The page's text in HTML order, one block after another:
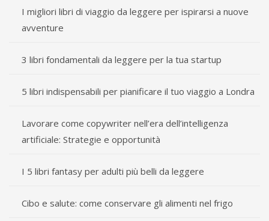
I migliori libri di viaggio da leggere per ispirarsi a nuove
avventure
3 libri fondamentali da leggere per la tua startup
5 libri indispensabili per pianificare il tuo viaggio a Londra
Lavorare come copywriter nell’era dell’intelligenza
artificiale: Strategie e opportunità
I 5 libri fantasy per adulti più belli da leggere
Cibo e salute: come conservare gli alimenti nel frigo